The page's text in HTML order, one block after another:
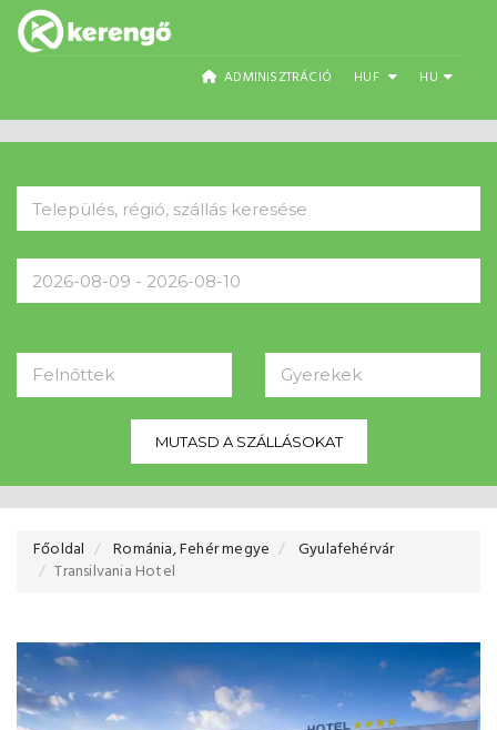
ADMINISZTRÁCIÓ HUF HU
Felnőttek Gyerekek
MUTASD A SZÁLLÁSOKAT
Főoldal Románia, Fehér megye
Gyulafehérvár
Transilvania Hotel